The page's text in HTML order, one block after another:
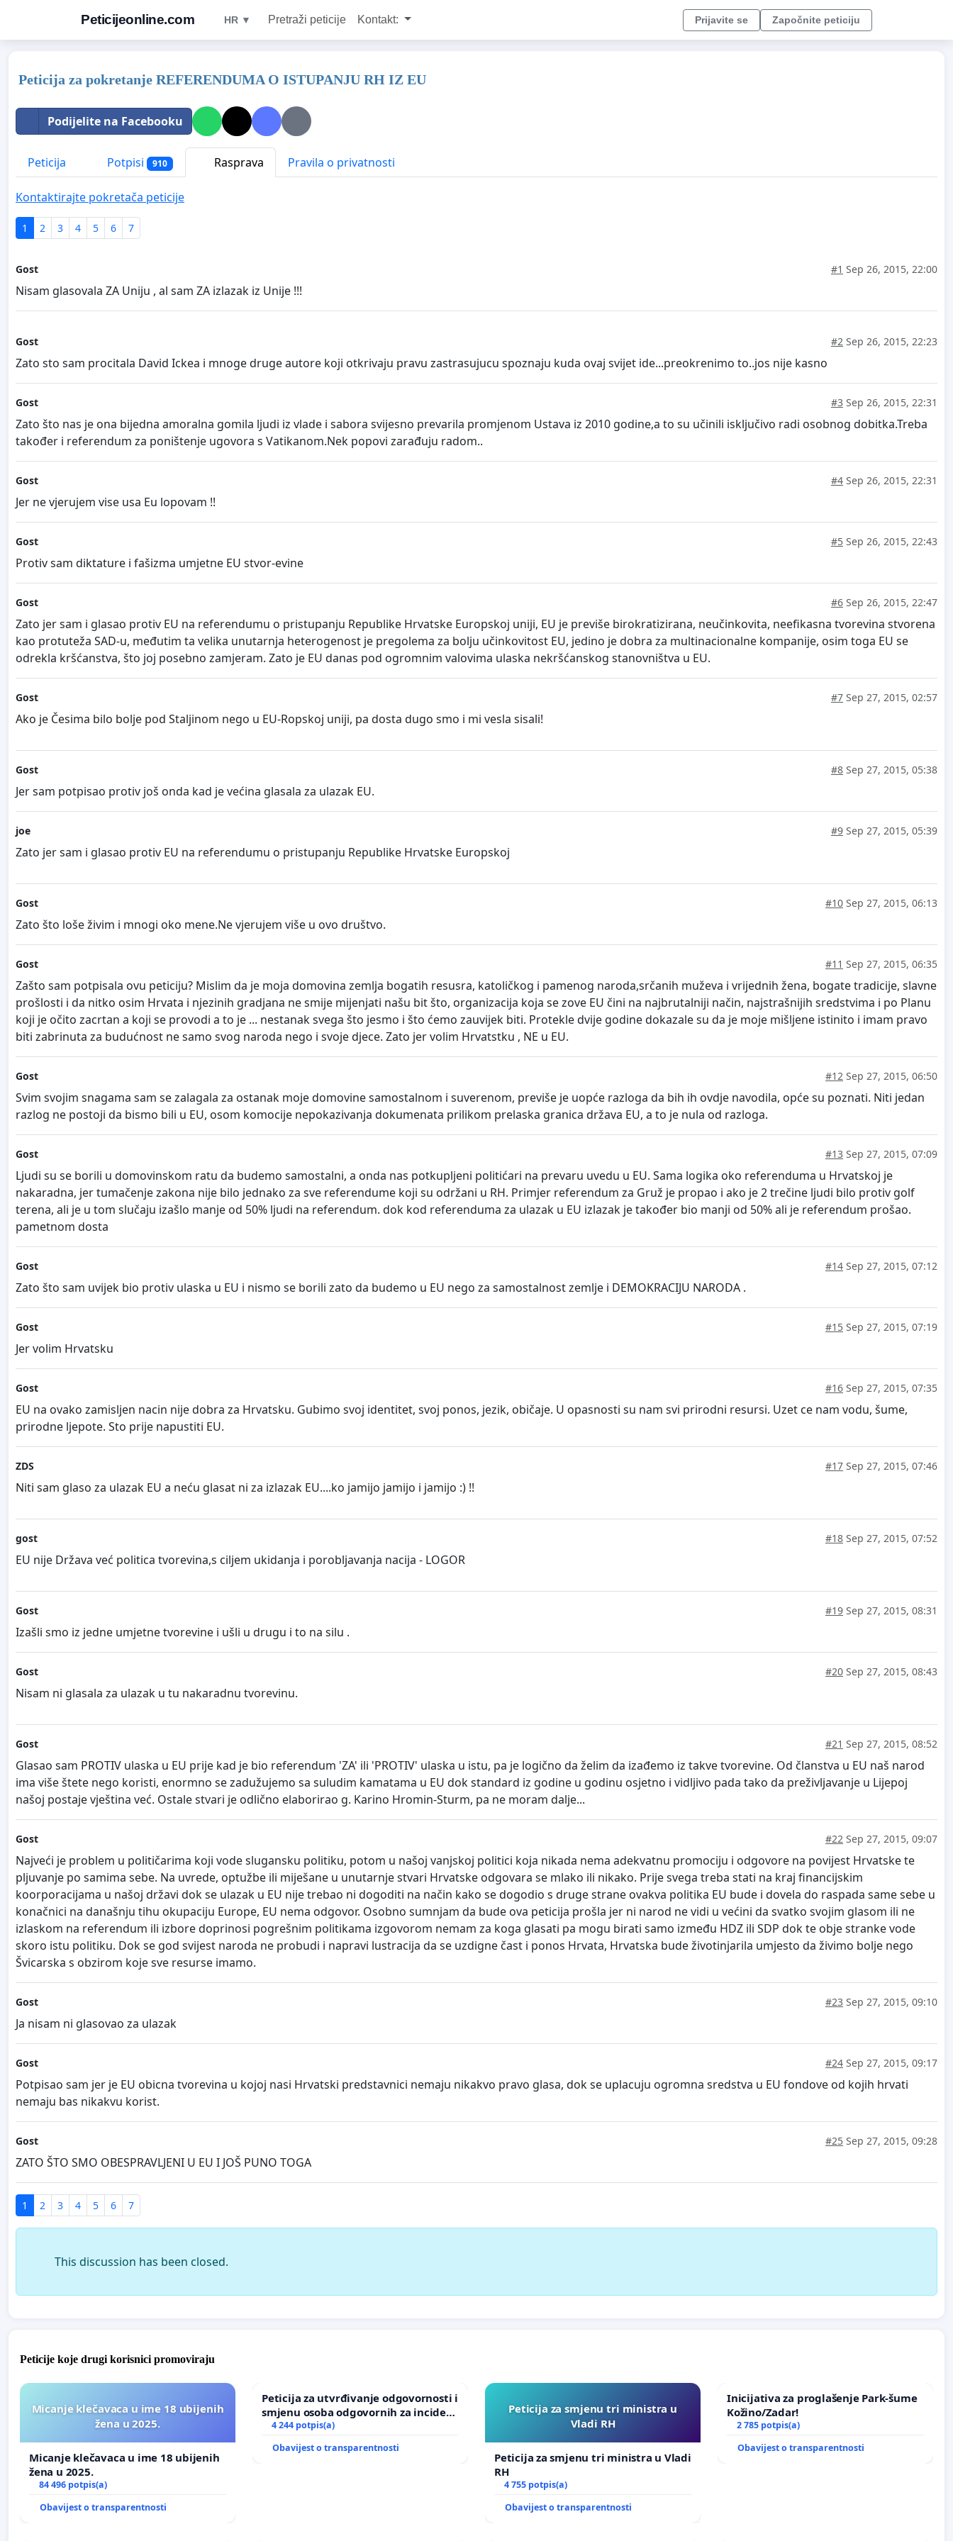
Peticijeonline.com HR ▼ Pretraži peticije Kontakt: Prijavite se Započnite peticiju
Peticija za pokretanje REFERENDUMA O ISTUPANJU RH IZ EU
Podijelite na Facebooku
Peticija Potpisi 910 Rasprava Pravila o privatnosti
Kontaktirajte pokretača peticije
1 2 3 4 5 6 7
Gost #1 Sep 26, 2015, 22:00
Nisam glasovala ZA Uniju , al sam ZA izlazak iz Unije !!!
Gost #2 Sep 26, 2015, 22:23
Zato sto sam procitala David Ickea i mnoge druge autore koji otkrivaju pravu zastrasujucu spoznaju kuda ovaj svijet ide...preokrenimo to..jos nije kasno
Gost #3 Sep 26, 2015, 22:31
Zato što nas je ona bijedna amoralna gomila ljudi iz vlade i sabora svijesno prevarila promjenom Ustava iz 2010 godine,a to su učinili isključivo radi osobnog dobitka.Treba
također i referendum za poništenje ugovora s Vatikanom.Nek popovi zarađuju radom..
Gost #4 Sep 26, 2015, 22:31
Jer ne vjerujem vise usa Eu lopovam !!
Gost #5 Sep 26, 2015, 22:43
Protiv sam diktature i fašizma umjetne EU stvor-evine
Gost #6 Sep 26, 2015, 22:47
Zato jer sam i glasao protiv EU na referendumu o pristupanju Republike Hrvatske Europskoj uniji, EU je previše birokratizirana, neučinkovita, neefikasna tvorevina stvorena
kao protuteža SAD-u, međutim ta velika unutarnja heterogenost je pregolema za bolju učinkovitost EU, jedino je dobra za multinacionalne kompanije, osim toga EU se
odrekla kršćanstva, što joj posebno zamjeram. Zato je EU danas pod ogromnim valovima ulaska nekršćanskog stanovništva u EU.
Gost #7 Sep 27, 2015, 02:57
Ako je Česima bilo bolje pod Staljinom nego u EU-Ropskoj uniji, pa dosta dugo smo i mi vesla sisali!
Gost #8 Sep 27, 2015, 05:38
Jer sam potpisao protiv još onda kad je većina glasala za ulazak EU.
joe #9 Sep 27, 2015, 05:39
Zato jer sam i glasao protiv EU na referendumu o pristupanju Republike Hrvatske Europskoj
Gost #10 Sep 27, 2015, 06:13
Zato što loše živim i mnogi oko mene.Ne vjerujem više u ovo društvo.
Gost #11 Sep 27, 2015, 06:35
Zašto sam potpisala ovu peticiju? Mislim da je moja domovina zemlja bogatih resusra, katoličkog i pamenog naroda,srčanih muževa i vrijednih žena, bogate tradicije, slavne
prošlosti i da nitko osim Hrvata i njezinih gradjana ne smije mijenjati našu bit što, organizacija koja se zove EU čini na najbrutalniji način, najstrašnijih sredstvima i po Planu
koji je očito zacrtan a koji se provodi a to je ... nestanak svega što jesmo i što ćemo zauvijek biti. Protekle dvije godine dokazale su da je moje mišljene istinito i imam pravo
biti zabrinuta za budućnost ne samo svog naroda nego i svoje djece. Zato jer volim Hrvatstku , NE u EU.
Gost #12 Sep 27, 2015, 06:50
Svim svojim snagama sam se zalagala za ostanak moje domovine samostalnom i suverenom, previše je uopće razloga da bih ih ovdje navodila, opće su poznati. Niti jedan
razlog ne postoji da bismo bili u EU, osom komocije nepokazivanja dokumenata prilikom prelaska granica država EU, a to je nula od razloga.
Gost #13 Sep 27, 2015, 07:09
Ljudi su se borili u domovinskom ratu da budemo samostalni, a onda nas potkupljeni politićari na prevaru uvedu u EU. Sama logika oko referenduma u Hrvatskoj je
nakaradna, jer tumačenje zakona nije bilo jednako za sve referendume koji su održani u RH. Primjer referendum za Gruž je propao i ako je 2 trečine ljudi bilo protiv golf
terena, ali je u tom slučaju izašlo manje od 50% ljudi na referendum. dok kod referenduma za ulazak u EU izlazak je također bio manji od 50% ali je referendum prošao.
pametnom dosta
Gost #14 Sep 27, 2015, 07:12
Zato što sam uvijek bio protiv ulaska u EU i nismo se borili zato da budemo u EU nego za samostalnost zemlje i DEMOKRACIJU NARODA .
Gost #15 Sep 27, 2015, 07:19
Jer volim Hrvatsku
Gost #16 Sep 27, 2015, 07:35
EU na ovako zamisljen nacin nije dobra za Hrvatsku. Gubimo svoj identitet, svoj ponos, jezik, običaje. U opasnosti su nam svi prirodni resursi. Uzet ce nam vodu, šume,
prirodne ljepote. Sto prije napustiti EU.
ZDS #17 Sep 27, 2015, 07:46
Niti sam glaso za ulazak EU a neću glasat ni za izlazak EU....ko jamijo jamijo i jamijo :) !!
gost #18 Sep 27, 2015, 07:52
EU nije Država već politica tvorevina,s ciljem ukidanja i porobljavanja nacija - LOGOR
Gost #19 Sep 27, 2015, 08:31
Izašli smo iz jedne umjetne tvorevine i ušli u drugu i to na silu .
Gost #20 Sep 27, 2015, 08:43
Nisam ni glasala za ulazak u tu nakaradnu tvorevinu.
Gost #21 Sep 27, 2015, 08:52
Glasao sam PROTIV ulaska u EU prije kad je bio referendum 'ZA' ili 'PROTIV' ulaska u istu, pa je logično da želim da izađemo iz takve tvorevine. Od članstva u EU naš narod
ima više štete nego koristi, enormno se zadužujemo sa suludim kamatama u EU dok standard iz godine u godinu osjetno i vidljivo pada tako da preživljavanje u Lijepoj
našoj postaje vještina već. Ostale stvari je odlično elaborirao g. Karino Hromin-Sturm, pa ne moram dalje...
Gost #22 Sep 27, 2015, 09:07
Najveći je problem u političarima koji vode slugansku politiku, potom u našoj vanjskoj politici koja nikada nema adekvatnu promociju i odgovore na povijest Hrvatske te
pljuvanje po samima sebe. Na uvrede, optužbe ili miješane u unutarnje stvari Hrvatske odgovara se mlako ili nikako. Prije svega treba stati na kraj financijskim
koorporacijama u našoj državi dok se ulazak u EU nije trebao ni dogoditi na način kako se dogodio s druge strane ovakva politika EU bude i dovela do raspada same sebe u
konačnici na današnju tihu okupaciju Europe, EU nema odgovor. Osobno sumnjam da bude ova peticija prošla jer ni narod ne vidi u većini da svatko svojim glasom ili ne
izlaskom na referendum ili izbore doprinosi pogrešnim politikama izgovorom nemam za koga glasati pa mogu birati samo između HDZ ili SDP dok te obje stranke vode
skoro istu politiku. Dok se god svijest naroda ne probudi i napravi lustracija da se uzdigne čast i ponos Hrvata, Hrvatska bude životinjarila umjesto da živimo bolje nego
Švicarska s obzirom koje sve resurse imamo.
Gost #23 Sep 27, 2015, 09:10
Ja nisam ni glasovao za ulazak
Gost #24 Sep 27, 2015, 09:17
Potpisao sam jer je EU obicna tvorevina u kojoj nasi Hrvatski predstavnici nemaju nikakvo pravo glasa, dok se uplacuju ogromna sredstva u EU fondove od kojih hrvati
nemaju bas nikakvu korist.
Gost #25 Sep 27, 2015, 09:28
ZATO ŠTO SMO OBESPRAVLJENI U EU I JOŠ PUNO TOGA
1 2 3 4 5 6 7
This discussion has been closed.
Peticije koje drugi korisnici promoviraju
Micanje klečavaca u ime 18 ubijenih
žena u 2025.
Micanje klečavaca u ime 18 ubijenih
žena u 2025.
84 496 potpis(a)
Obavijest o transparentnosti
Peticija za utvrđivanje odgovornosti i
smjenu osoba odgovornih za incident
u Zoološkom vrtu Grada Zagreba
4 244 potpis(a)
Obavijest o transparentnosti
Peticija za smjenu tri ministra u
Vladi RH
Peticija za smjenu tri ministra u Vladi
RH
4 755 potpis(a)
Obavijest o transparentnosti
Inicijativa za proglašenje Park-šume
Kožino/Zadar!
2 785 potpis(a)
Obavijest o transparentnosti